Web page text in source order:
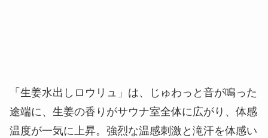
「生姜水出しロウリュ」は、じゅわっと音が鳴った
途端に、生姜の香りがサウナ室全体に広がり、体感
温度が一気に上昇。強烈な温感刺激と滝汗を体感い